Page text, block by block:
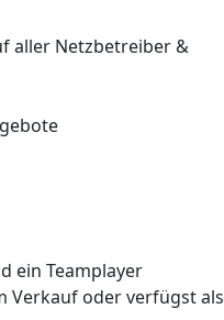
aller Netzbetreiber &
ein Teamplayer
Verkauf oder verfügst als